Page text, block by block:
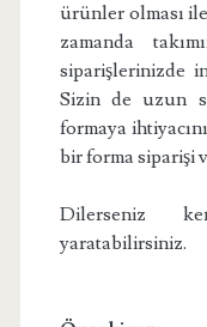
ürünler olması
zamanda
siparişlerinizde
Sizin de uzun
formaya
bir forma siparişi
Dilerseniz
yaratabilirsiniz.